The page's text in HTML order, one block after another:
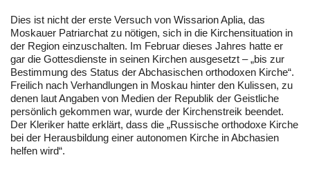
Dies ist nicht der erste Versuch von Wissarion Aplia, das
Moskauer Patriarchat zu nötigen, sich in die Kirchensituation in
der Region einzuschalten. Im Februar dieses Jahres hatte er
gar die Gottesdienste in seinen Kirchen ausgesetzt – „bis zur
Bestimmung des Status der Abchasischen orthodoxen Kirche“.
Freilich nach Verhandlungen in Moskau hinter den Kulissen, zu
denen laut Angaben von Medien der Republik der Geistliche
persönlich gekommen war, wurde der Kirchenstreik beendet.
Der Kleriker hatte erklärt, dass die „Russische orthodoxe Kirche
bei der Herausbildung einer autonomen Kirche in Abchasien
helfen wird“.